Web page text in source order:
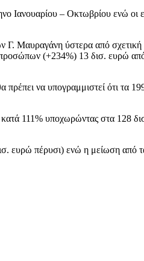
– Οκτωβρίου ενώ οι
Γ. Μαυραγάνη ύστερα από
(+234%) 13 δισ. ευρώ
να υπογραμμιστεί ότι τα
111% υποχωρώντας στα 128
ευρώ πέρυσι) ενώ η μείωση από